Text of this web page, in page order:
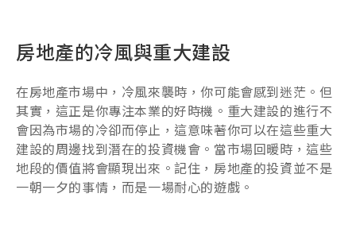
房地產的冷風與重大建設
在房地產市場中，冷風來襲時，你可能會感到迷茫。但
其實，這正是你專注本業的好時機。重大建設的進行不
會因為市場的冷卻而停止，這意味著你可以在這些重大
建設的周邊找到潛在的投資機會。當市場回暖時，這些
地段的價值將會顯現出來。記住，房地產的投資並不是
一朝一夕的事情，而是一場耐心的遊戲。